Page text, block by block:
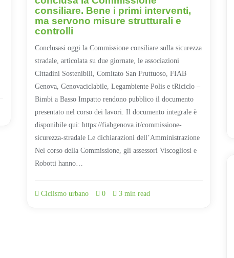
consiliare. Bene i primi interventi,
ma servono misure strutturali e
controlli
Conclusasi oggi la Commissione consiliare sulla sicurezza
stradale, articolata su due giornate, le associazioni
Cittadini Sostenibili, Comitato San Fruttuoso, FIAB
Genova, Genovaciclabile, Legambiente Polis e tRiciclo –
Bimbi a Basso Impatto rendono pubblico il documento
presentato nel corso dei lavori. Il documento integrale è
disponibile qui: https://fiabgenova.it/commissione-
sicurezza-stradale Le dichiarazioni dell’Amministrazione
Nel corso della Commissione, gli assessori Viscogliosi e
Robotti hanno…
Ciclismo urbano 0 3 min read